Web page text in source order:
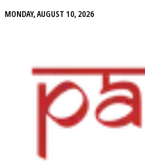
MONDAY, AUGUST 10, 2026